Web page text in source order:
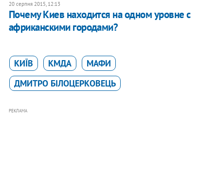
20 серпня 2015, 12:13
Почему Киев находится на одном уровне с
африканскими городами?
КИЇВ КМДА
МАФИ
ДМИТРО БІЛОЦЕРКОВЕЦЬ
РЕКЛАМА